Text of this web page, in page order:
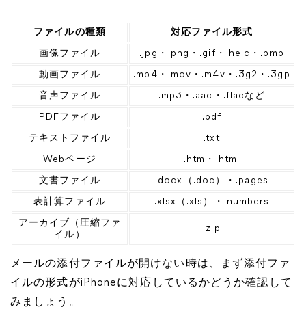
ファイルの種類 対応ファイル形式
画像ファイル .jpg・.png・.gif・.heic・.bmp
動画ファイル .mp4・.mov・.m4v・.3g2・.3gp
音声ファイル .mp3・.aac・.flacなど
PDFファイル .pdf
テキストファイル .txt
Webページ .htm・.html
文書ファイル .docx（.doc）・.pages
表計算ファイル .xlsx（.xls）・.numbers
アーカイブ（圧縮ファ
イル）
.zip
メールの添付ファイルが開けない時は、まず添付ファ
イルの形式がiPhoneに対応しているかどうか確認して
みましょう。